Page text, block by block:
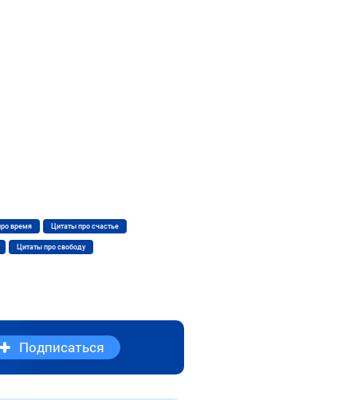
время Цитаты про счастье
Цитаты про свободу
Подписаться